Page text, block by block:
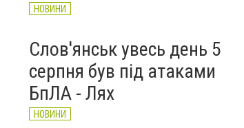
НОВИНИ
Слов'янськ увесь день 5
серпня був під атаками
БпЛА - Лях
НОВИНИ